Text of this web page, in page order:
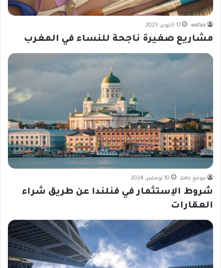
wafaa 17 أكتوبر، 2023
مشاريع صغيرة ناجحة للنساء في المغرب
موقع ياهلا 10 نوفمبر، 2024
شروط الإستثمار في فنلندا عن طريق شراء
العقارات